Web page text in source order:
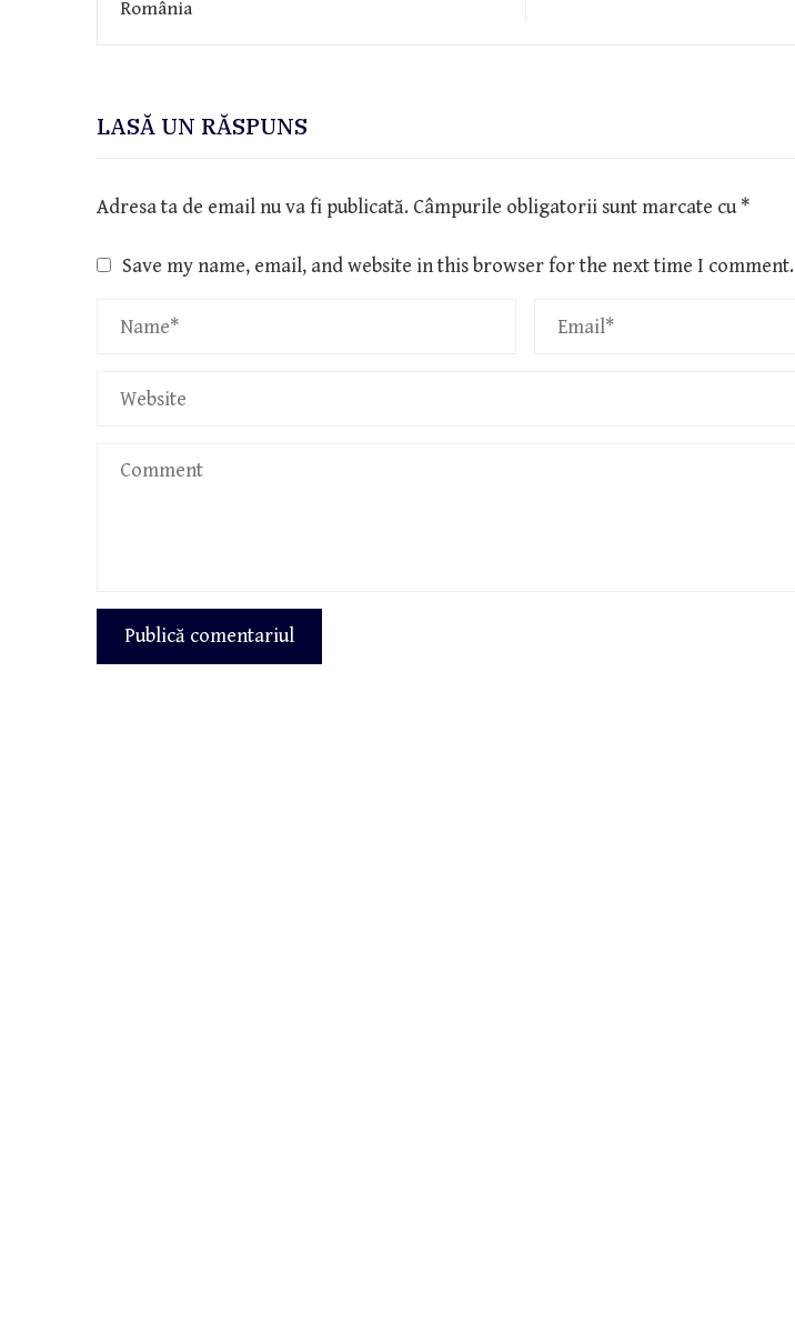
LASĂ UN RĂSPUNS
Adresa ta de email nu va fi publicată. Câmpurile obligatorii sunt marcate cu*
Save my name, email, and website in this browser for the next time I comment.